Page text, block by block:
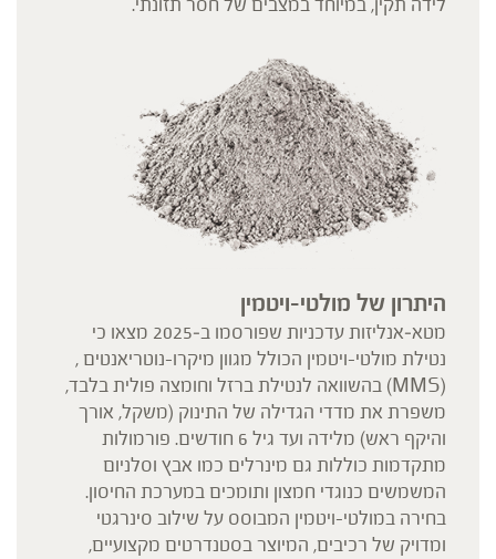
לידה תקין, במיוחד במצבים של חסר תזונתי.
היתרון של מולטי-ויטמין
מטא‑אנליזות עדכניות שפורסמו ב‑2025 מצאו כי
נטילת מולטי-ויטמין הכולל מגוון מיקרו-נוטריאנטים ,
(MMS) בהשוואה לנטילת ברזל וחומצה פולית בלבד,
משפרת את מדדי הגדילה של התינוק (משקל, אורך
והיקף ראש) מלידה ועד גיל 6 חודשים. פורמולות
מתקדמות כוללות גם מינרלים כמו אבץ וסלניום
המשמשים כנוגדי חמצון ותומכים במערכת החיסון.
בחירה במולטי-ויטמין המבוסס על שילוב סינרגטי
ומדויק של רכיבים, המיוצר בסטנדרטים מקצועיים,